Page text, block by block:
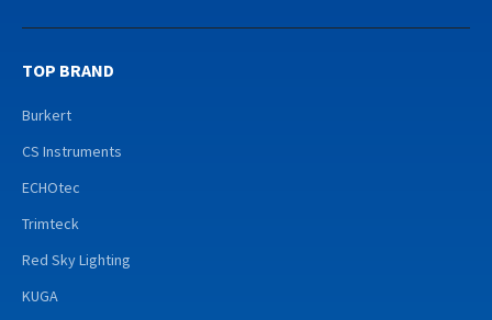
TOP BRAND
Burkert
CS Instruments
ECHOtec
Trimteck
Red Sky Lighting
KUGA